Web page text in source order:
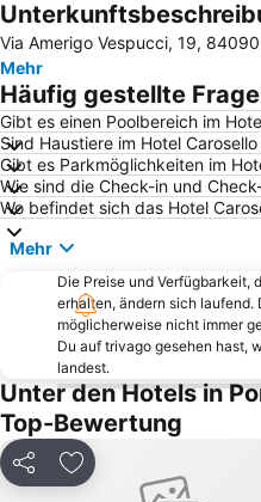
Porto di Salerno
Torre di Paestum
Centro storico
Dom von Salerno
Santuario della beata vergine del rosario
Agnone
Villa Rufolo
Duomo di Amalfi
Spiaggia di Fornillo
Garten der Villa Cimbrone
Mostra Mercato del Tartufo Nero e sagra della castagna
La Tonnarella
San Marco
Villa Terrazza
Lungomare Trieste
Via Amerigo Vespucci, 19,
Mehr
Häufig gestellte
Gibt es einen Poolbereich im
Sind Haustiere im Hotel
Gibt es Parkmöglichkeiten im
Wie sind die Check-in und
Wo befindet sich das Hotel
Mehr
Die Preise und Verfügbarkeit,
erhalten, ändern sich laufend.
möglicherweise nicht immer
Du auf trivago gesehen hast,
landest.
Unter den Hotels in
Top-Bewertung
Teilen Zu Favoriten